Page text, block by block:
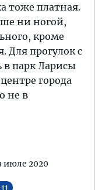
тоже платная.
ни ногой,
кроме
Для прогулок с
в парк Ларисы
города
не в
июле 2020
11